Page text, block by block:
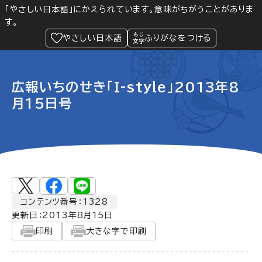
「やさしい日本語」にかえられています。意味がちがうことがありま
す。
やさしい日本語
ふりがなをつける
Language 閲覧支援
緊急情報
広報いちのせき「I-style」2013年8
月15日号
コンテンツ番号：1328
更新日： 2013年8月15日
印刷
大きな字で印刷